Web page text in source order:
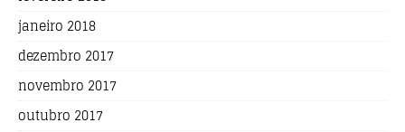
janeiro 2018
dezembro 2017
novembro 2017
outubro 2017